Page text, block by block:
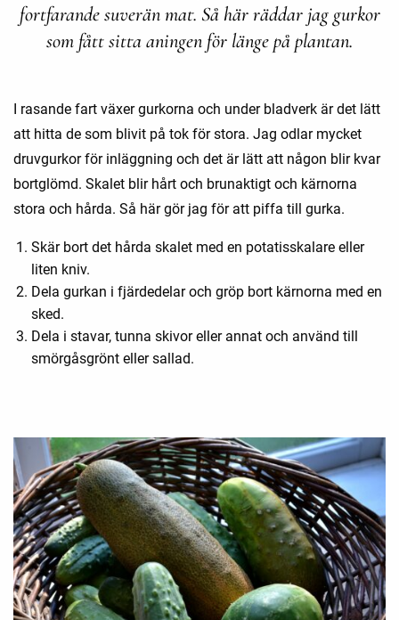
fortfarande suverän mat. Så här räddar jag gurkor
som fått sitta aningen för länge på plantan.
I rasande fart växer gurkorna och under bladverk är det lätt
att hitta de som blivit på tok för stora. Jag odlar mycket
druvgurkor för inläggning och det är lätt att någon blir kvar
bortglömd. Skalet blir hårt och brunaktigt och kärnorna
stora och hårda. Så här gör jag för att piffa till gurka.
Skär bort det hårda skalet med en potatisskalare eller
liten kniv.
Dela gurkan i fjärdedelar och gröp bort kärnorna med en
sked.
Dela i stavar, tunna skivor eller annat och använd till
smörgåsgrönt eller sallad.